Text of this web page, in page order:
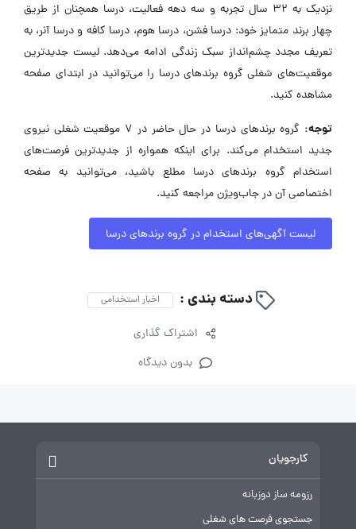
نزدیک به ۳۲ سال تجربه و سه دهه فعالیت، درسا همچنان از طریق
چهار برند متمایز خود: درسا فشن، درسا هوم، درسا کافه و درسا آنر، به
تعریف مجدد چشم‌انداز سبک زندگی ادامه می‌دهد. لیست جدیدترین
موقعیت‌های شغلی گروه برندهای درسا را می‌توانید در ابتدای صفحه
مشاهده کنید.
توجه:
گروه برندهای درسا در حال حاضر در ۷ موقعیت شغلی نیروی
جدید استخدام می‌کند. برای اینکه همواره از جدیدترین فرصت‌های
استخدام گروه برندهای درسا مطلع باشید، می‌توانید به صفحه
اختصاصی آن در جاب‌ویژن مراجعه کنید.
لیست آگهی‌های استخدام در گروه برندهای درسا
دسته بندی : اخبار استخدامی
اشتراک گذاری
بدون دیدگاه
کارجویان
رزومه ساز دوزبانه
جستجوی فرصت های شغلی